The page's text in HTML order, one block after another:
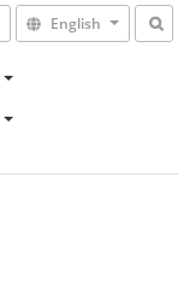
English